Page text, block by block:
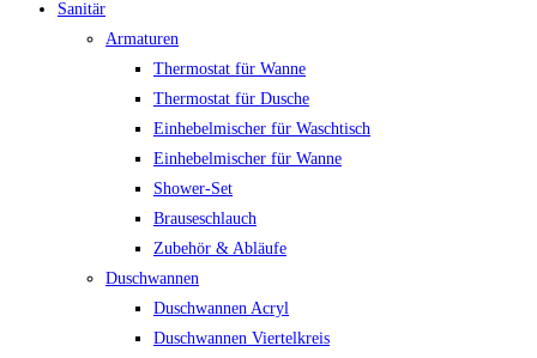
Sanitär
Armaturen
Thermostat für Wanne
Thermostat für Dusche
Einhebelmischer für Waschtisch
Einhebelmischer für Wanne
Shower-Set
Brauseschlauch
Zubehör & Abläufe
Duschwannen
Duschwannen Acryl
Duschwannen Viertelkreis